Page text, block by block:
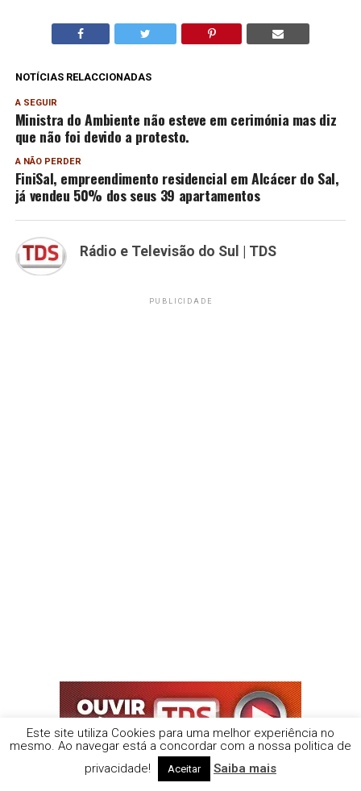
NOTÍCIAS RELACCIONADAS
A SEGUIR
Ministra do Ambiente não esteve em cerimónia mas diz
que não foi devido a protesto.
A NÃO PERDER
FiniSal, empreendimento residencial em Alcácer do Sal,
já vendeu 50% dos seus 39 apartamentos
Rádio e Televisão do Sul | TDS
PUBLICIDADE
Este site utiliza Cookies para uma melhor experiência no
mesmo. Ao navegar está a concordar com a nossa politica de
privacidade!
Aceitar Saiba mais